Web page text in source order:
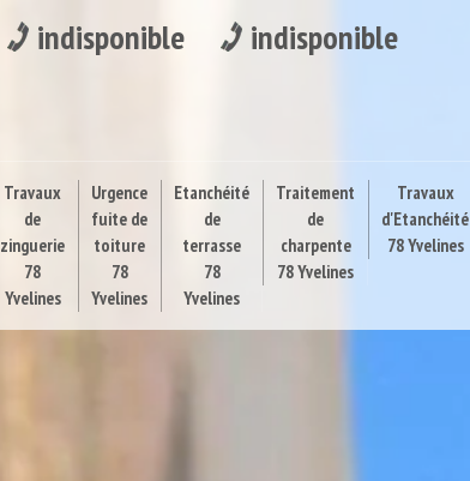
indisponible indisponible
Travaux
de
zinguerie
78
Yvelines
Urgence
fuite de
toiture
78
Yvelines
Etanchéité
de
terrasse
78
Yvelines
Traitement
de
charpente
78 Yvelines
Travaux
d'Etanchéité
78 Yvelines